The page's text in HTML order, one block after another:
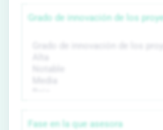
Grado de innovación de los
Fase en la que asesora